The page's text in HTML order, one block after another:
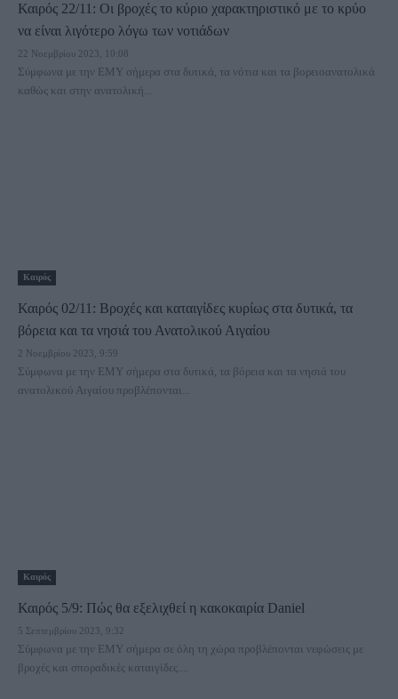
Καιρός 22/11: Οι βροχές το κύριο χαρακτηριστικό με το κρύο
να είναι λιγότερο λόγω των νοτιάδων
22 Νοεμβρίου 2023, 10:08
Σύμφωνα με την ΕΜΥ σήμερα στα δυτικά, τα νότια και τα βορειοανατολικά
καθώς και στην ανατολική...
Καιρός
Καιρός 02/11: Βροχές και καταιγίδες κυρίως στα δυτικά, τα
βόρεια και τα νησιά του Ανατολικού Αιγαίου
2 Νοεμβρίου 2023, 9:59
Σύμφωνα με την ΕΜΥ σήμερα στα δυτικά, τα βόρεια και τα νησιά του
ανατολικού Αιγαίου προβλέπονται...
Καιρός
Καιρός 5/9: Πώς θα εξελιχθεί η κακοκαιρία Daniel
5 Σεπτεμβρίου 2023, 9:32
Σύμφωνα με την ΕΜΥ σήμερα σε όλη τη χώρα προβλέπονται νεφώσεις με
βροχές και σποραδικές καταιγίδες....